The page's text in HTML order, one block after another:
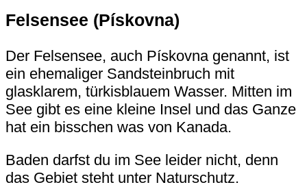
Felsensee (Pískovna)
Der Felsensee, auch Pískovna genannt, ist
ein ehemaliger Sandsteinbruch mit
glasklarem, türkisblauem Wasser. Mitten im
See gibt es eine kleine Insel und das Ganze
hat ein bisschen was von Kanada.
Baden darfst du im See leider nicht, denn
das Gebiet steht unter Naturschutz.